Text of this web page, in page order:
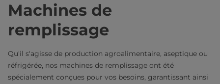
Machines de
remplissage
Qu'il s'agisse de production agroalimentaire, aseptique ou
réfrigérée, nos machines de remplissage ont été
spécialement conçues pour vos besoins, garantissant ainsi